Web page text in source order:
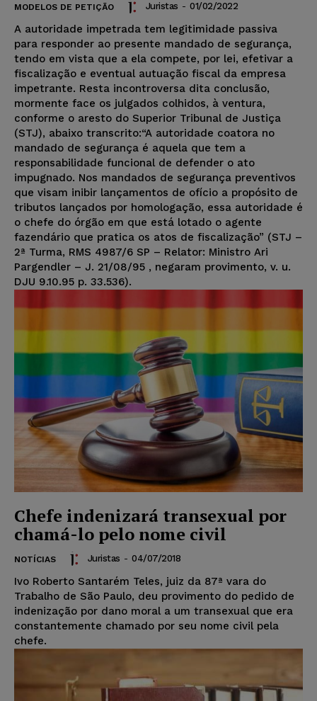
MODELOS DE PETIÇÃO Juristas - 01/02/2022
A autoridade impetrada tem legitimidade passiva
para responder ao presente mandado de segurança,
tendo em vista que a ela compete, por lei, efetivar a
fiscalização e eventual autuação fiscal da empresa
impetrante. Resta incontroversa dita conclusão,
mormente face os julgados colhidos, à ventura,
conforme o aresto do Superior Tribunal de Justiça
(STJ), abaixo transcrito:“A autoridade coatora no
mandado de segurança é aquela que tem a
responsabilidade funcional de defender o ato
impugnado. Nos mandados de segurança preventivos
que visam inibir lançamentos de ofício a propósito de
tributos lançados por homologação, essa autoridade é
o chefe do órgão em que está lotado o agente
fazendário que pratica os atos de fiscalização” (STJ –
2ª Turma, RMS 4987/6 SP – Relator: Ministro Ari
Pargendler – J. 21/08/95 , negaram provimento, v. u.
DJU 9.10.95 p. 33.536).
Chefe indenizará transexual por
chamá-lo pelo nome civil
NOTÍCIAS Juristas - 04/07/2018
Ivo Roberto Santarém Teles, juiz da 87ª vara do
Trabalho de São Paulo, deu provimento do pedido de
indenização por dano moral a um transexual que era
constantemente chamado por seu nome civil pela
chefe.